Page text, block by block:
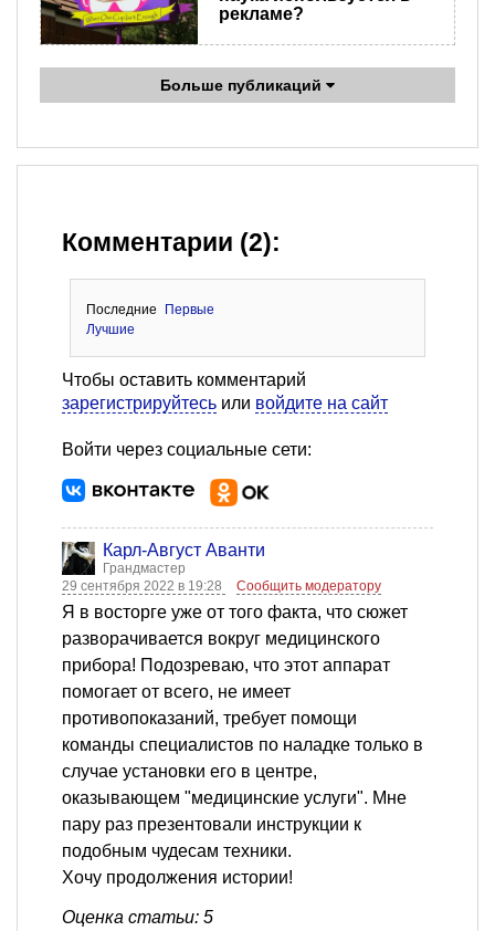
рекламе?
Больше публикаций
Комментарии (2):
Последние
Первые
Лучшие
Чтобы оставить комментарий
зарегистрируйтесь или войдите на сайт
Войти через социальные сети:
Карл-Август Аванти
Грандмастер
29 сентября 2022 в 19:28
Сообщить модератору
Я в восторге уже от того факта, что сюжет
разворачивается вокруг медицинского
прибора! Подозреваю, что этот аппарат
помогает от всего, не имеет
противопоказаний, требует помощи
команды специалистов по наладке только в
случае установки его в центре,
оказывающем "медицинские услуги". Мне
пару раз презентовали инструкции к
подобным чудесам техники.
Хочу продолжения истории!
Оценка статьи: 5